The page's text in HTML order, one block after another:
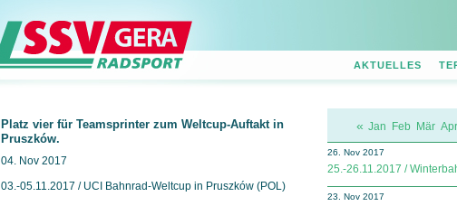
AKTUELLES
Platz vier für Teamsprinter zum Weltcup-Auftakt in
Pruszków.
04. Nov 2017
03.-05.11.2017 / UCI Bahnrad-Weltcup in Pruszków (POL)
« Jan Feb Mär Apr
26. Nov 2017
25.-26.11.2017 /
23. Nov 2017